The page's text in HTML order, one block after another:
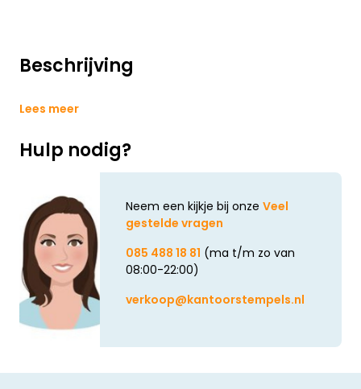
Beschrijving
Lees meer
Hulp nodig?
Neem een kijkje bij onze Veel
gestelde vragen
085 488 18 81 (ma t/m zo van
08:00-22:00)
verkoop@kantoorstempels.nl